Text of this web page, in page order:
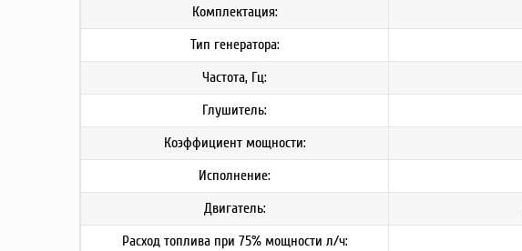
Комплектация:
Тип генератора:
Частота, Гц:
Глушитель:
Коэффициент мощности:
Исполнение:
Двигатель:
Расход топлива при 75% мощности л/ч: